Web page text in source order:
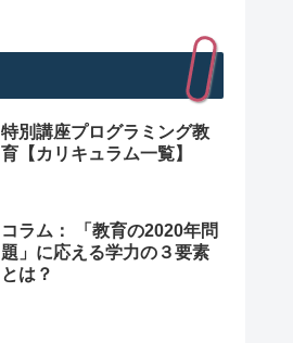
特別講座プログラミング教
育【カリキュラム一覧】
コラム： 「教育の2020年問
題」に応える学力の３要素
とは？